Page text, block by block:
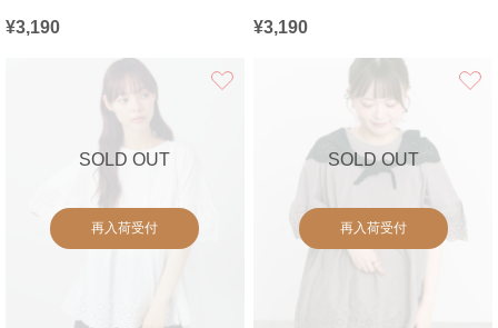
¥3,190 ¥3,190
SOLD OUT
再入荷受付
SOLD OUT
再入荷受付